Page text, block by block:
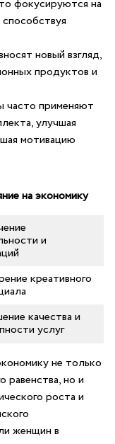
фокусируются ⁣на
‍способствуя
новый взгляд,
продуктов и
часто ⁢применяют
улучшая​
мотивацию
на экономику
​и
​креативного
‌качества и
услуг
не только
равенства, ⁣но и
роста и
женщин в